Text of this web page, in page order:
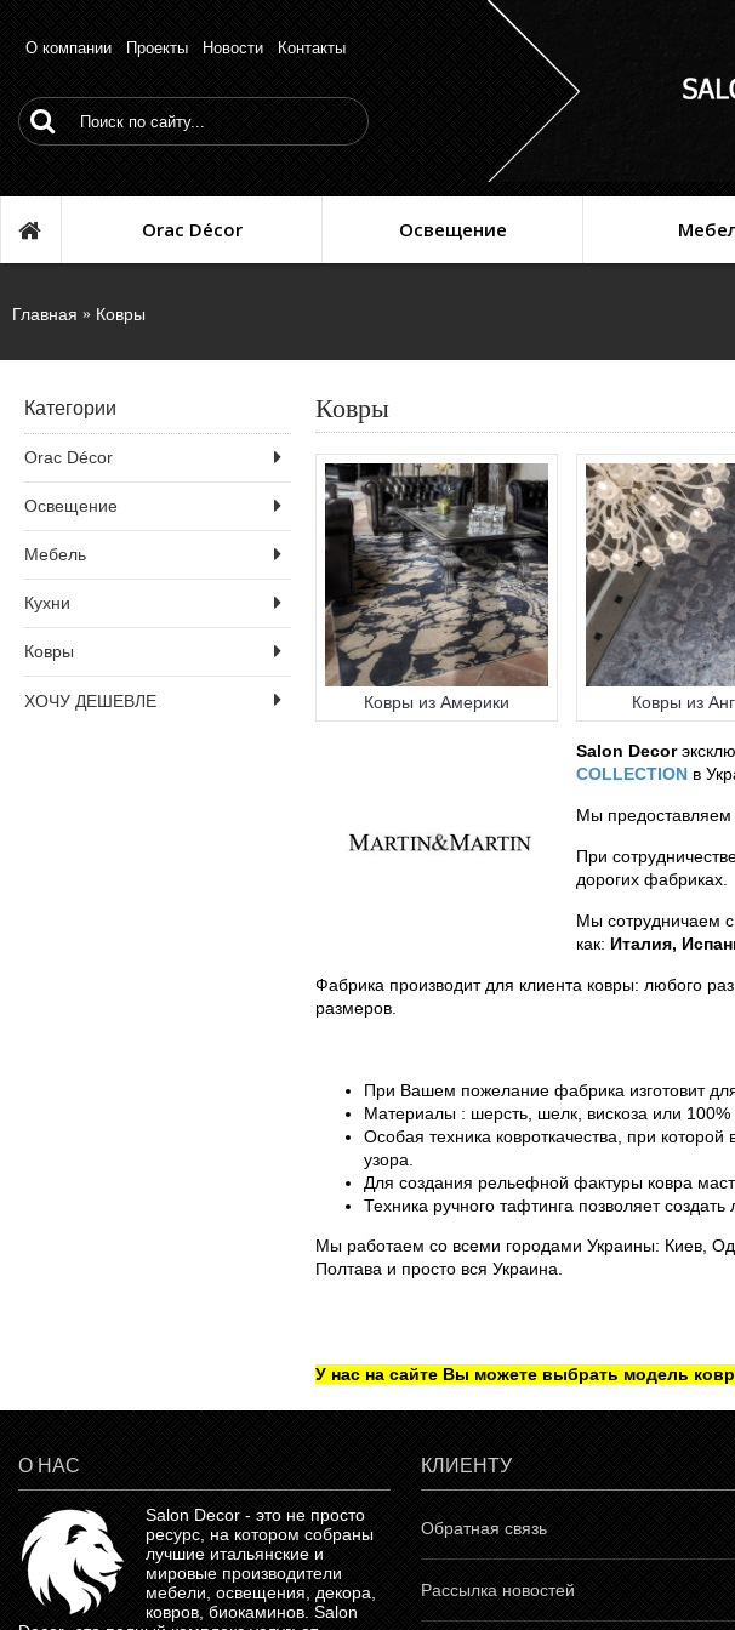
О компании Проекты Новости Контакты
Orac Décor Освещение
Главная Ковры
Категории
Orac Décor
Освещение
Мебель
Кухни
Ковры
ХОЧУ ДЕШЕВЛЕ
Ковры
Ковры из Америки Ковры из
Salon Decor
COLLECTION в
Мы предоставляем
При
дорогих фабриках.
Мы сотрудничаем с
как: Италия,
Фабрика производит для клиента ковры: любого
размеров.
При Вашем пожелание фабрика изготовит
Материалы : шерсть, шелк, вискоза или
Особая техника ковроткачества, при
узора.
Для создания рельефной фактуры ковра
Техника ручного тафтинга позволяет
Мы работаем со всеми городами Украины: Киев,
Полтава и просто вся Украина.
У нас на сайте Вы можете выбрать модель
О НАС
Salon Decor - это не просто
ресурс, на котором собраны
лучшие итальянские и
мировые производители
мебели, освещения, декора,
ковров, биокаминов. Salon
КЛИЕНТУ
Обратная связь
Рассылка новостей